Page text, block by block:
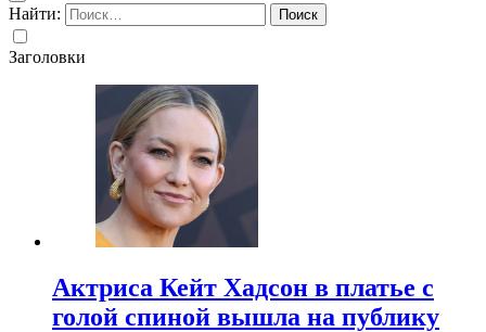
Найти:
Заголовки
Актриса Кейт Хадсон в платье с
голой спиной вышла на публику